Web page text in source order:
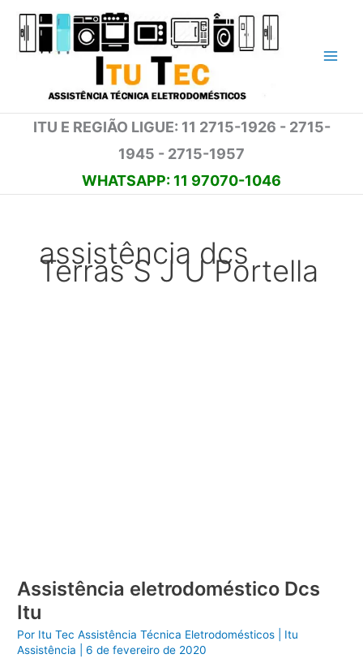
para
ITU E REGIÃO LIGUE: 11 2715-1926 - 2715-
1945 - 2715-1957
WHATSAPP: 11 97070-1046
assistência dcs
Terras S J U Portella
Assistência eletrodoméstico Dcs
Itu
Por Itu Tec Assistência Técnica Eletrodomésticos
Itu
Assistência |6 de fevereiro de 2020